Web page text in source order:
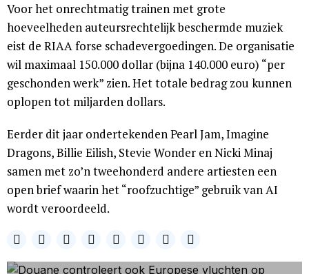
Voor het onrechtmatig trainen met grote
hoeveelheden auteursrechtelijk beschermde muziek
eist de RIAA forse schadevergoedingen. De organisatie
wil maximaal 150.000 dollar (bijna 140.000 euro) “per
geschonden werk” zien. Het totale bedrag zou kunnen
oplopen tot miljarden dollars.
Eerder dit jaar ondertekenden Pearl Jam, Imagine
Dragons, Billie Eilish, Stevie Wonder en Nicki Minaj
samen met zo’n tweehonderd andere artiesten een
open brief waarin het “roofzuchtige” gebruik van AI
wordt veroordeeld.